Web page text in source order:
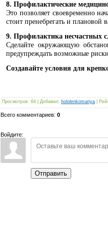
8. Профилактические
Это позволяет своевременно
стоит пренебрегать и плановой
9. Профилактика несчастных
Сделайте окружающую
предупреждать возможные
Создавайте условия для
Просмотров: 64 Добавил: hololenkomariya
Всего комментариев: 0
Войдите:
Отправить